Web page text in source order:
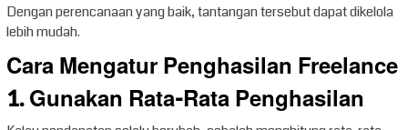
Dengan perencanaan yang baik, tantangan tersebut dapat dikelola
lebih mudah.
Cara Mengatur Penghasilan Freelance
1. Gunakan Rata-Rata Penghasilan